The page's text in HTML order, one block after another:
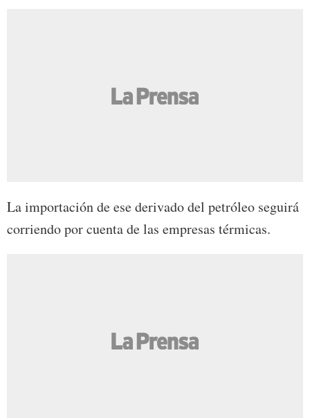
La importación de ese derivado del petróleo seguirá
corriendo por cuenta de las empresas térmicas.